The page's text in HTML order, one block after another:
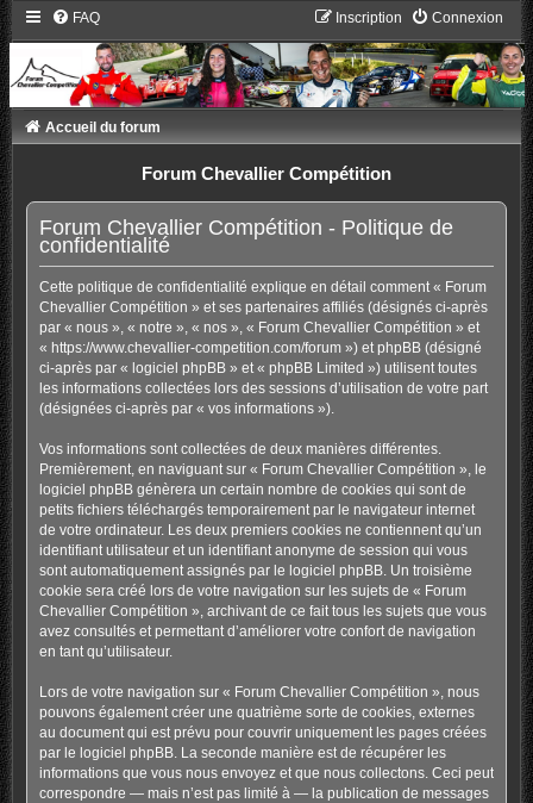
FAQ Connexion
Inscription
Accueil du forum
Forum Chevallier Compétition
Forum Chevallier Compétition - Politique de
confidentialité
Cette politique de confidentialité explique en détail comment « Forum
Chevallier Compétition » et ses partenaires affiliés (désignés ci-après
par « nous », « notre », « nos », « Forum Chevallier Compétition » et
« https://www.chevallier-competition.com/forum ») et phpBB (désigné
ci-après par « logiciel phpBB » et « phpBB Limited ») utilisent toutes
les informations collectées lors des sessions d’utilisation de votre part
(désignées ci-après par « vos informations »).
Vos informations sont collectées de deux manières différentes.
Premièrement, en naviguant sur « Forum Chevallier Compétition », le
logiciel phpBB génèrera un certain nombre de cookies qui sont de
petits fichiers téléchargés temporairement par le navigateur internet
de votre ordinateur. Les deux premiers cookies ne contiennent qu’un
identifiant utilisateur et un identifiant anonyme de session qui vous
sont automatiquement assignés par le logiciel phpBB. Un troisième
cookie sera créé lors de votre navigation sur les sujets de « Forum
Chevallier Compétition », archivant de ce fait tous les sujets que vous
avez consultés et permettant d’améliorer votre confort de navigation
en tant qu’utilisateur.
Lors de votre navigation sur « Forum Chevallier Compétition », nous
pouvons également créer une quatrième sorte de cookies, externes
au document qui est prévu pour couvrir uniquement les pages créées
par le logiciel phpBB. La seconde manière est de récupérer les
informations que vous nous envoyez et que nous collectons. Ceci peut
correspondre — mais n’est pas limité à — la publication de messages